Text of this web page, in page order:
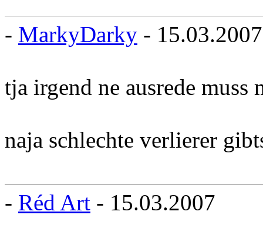
- MarkyDarky - 15.03.2007
tja irgend ne ausrede muss
naja schlechte verlierer
- Réd Art - 15.03.2007